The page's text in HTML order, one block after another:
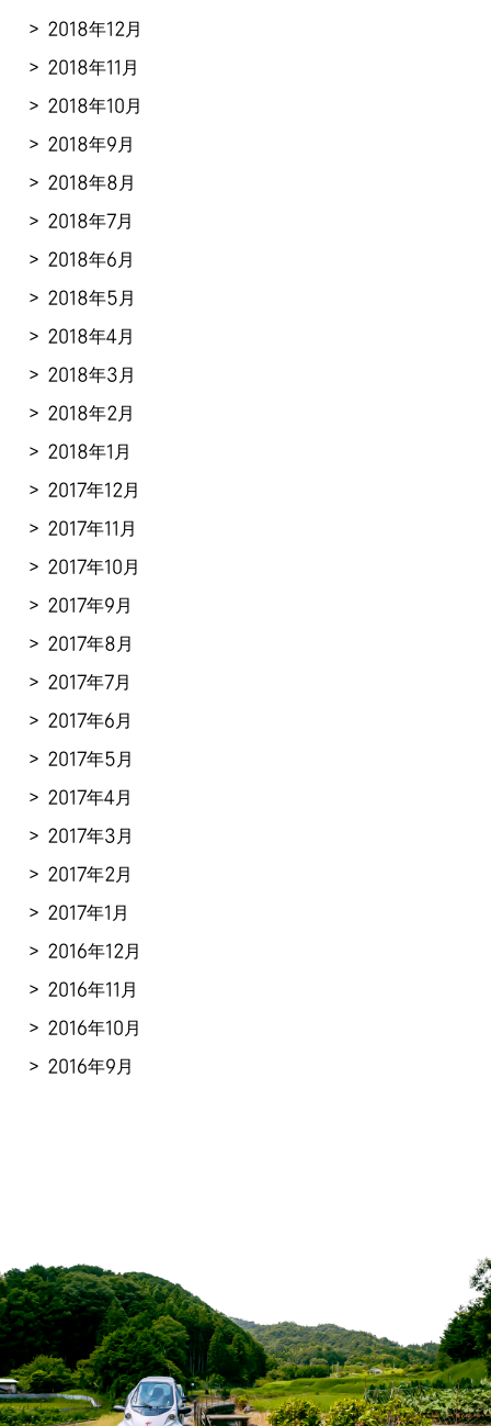
2018年12月
2018年11月
2018年10月
2018年9月
2018年8月
2018年7月
2018年6月
2018年5月
2018年4月
2018年3月
2018年2月
2018年1月
2017年12月
2017年11月
2017年10月
2017年9月
2017年8月
2017年7月
2017年6月
2017年5月
2017年4月
2017年3月
2017年2月
2017年1月
2016年12月
2016年11月
2016年10月
2016年9月